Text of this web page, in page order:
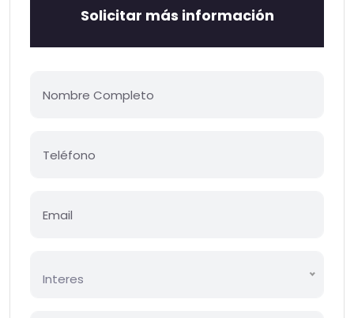
Solicitar más información
Interes